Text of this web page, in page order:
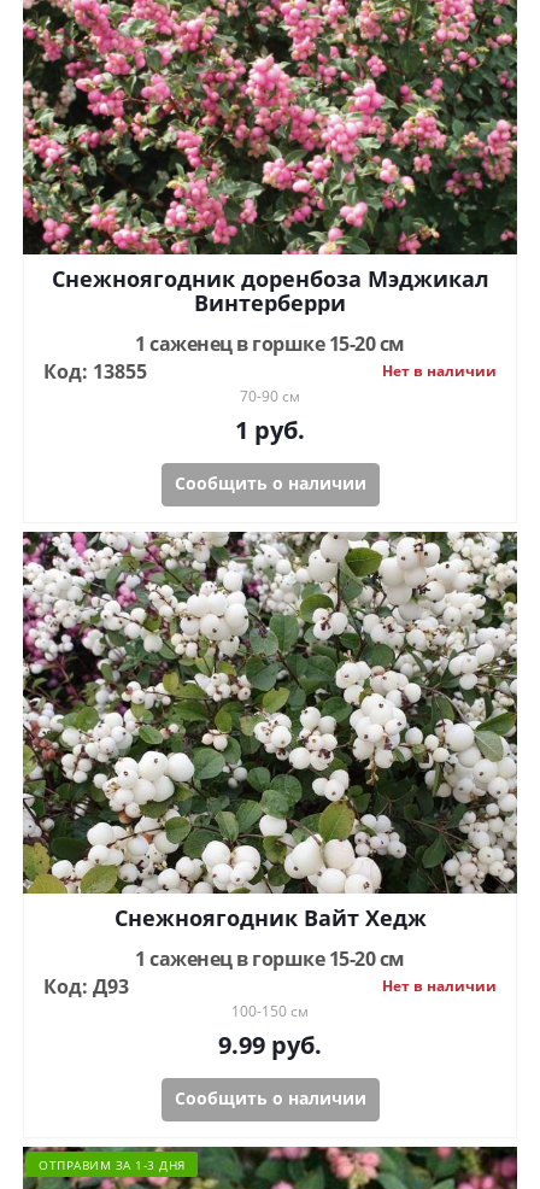
Снежноягодник доренбоза Мэджикал
Винтерберри
1 саженец в горшке 15-20 см
Код: 13855
Нет в наличии
70-90 см
1 руб.
Сообщить о наличии
Снежноягодник Вайт Хедж
1 саженец в горшке 15-20 см
Код: Д93
Нет в наличии
100-150 см
9.99 руб.
Сообщить о наличии
ОТПРАВИМ ЗА 1-3 ДНЯ